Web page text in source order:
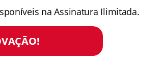
na Assinatura Ilimitada.